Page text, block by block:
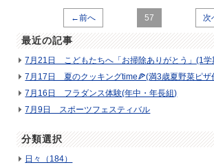
←前へ 57 次
最近の記事
7月21日 こどもたちへ「お掃除ありがとう」(1学
7月17日 夏のクッキングtime🍕(満3歳夏野菜ピザ
7月16日 フラダンス体験(年中・年長組)
7月9日 スポーツフェスティバル
分類選択
日々（184）